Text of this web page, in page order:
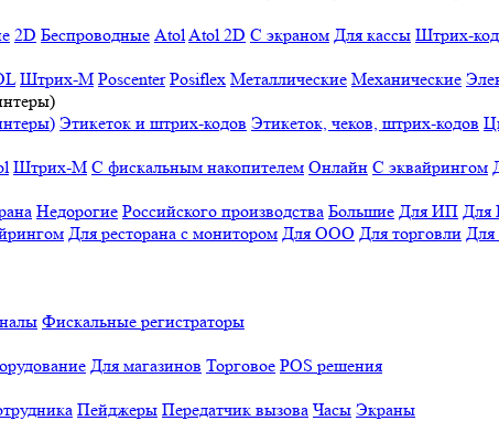
2D Беспроводные AtolAtol 2D С экраном Для кассы Штрих-
Штрих-М Poscenter Posiflex Металлические Механические
Этикеток и штрих-кодов Этикеток, чеков, штрих-кодов
Штрих-М С фискальным накопителем Онлайн С эквайрингом
Недорогие Российского производства Большие Для ИП Для
Для ресторана с монитором Для ООО Для торговли Для
Фискальные регистраторы
Для магазинов Торговое POS решения
Пейджеры Передатчик вызова Часы Экраны